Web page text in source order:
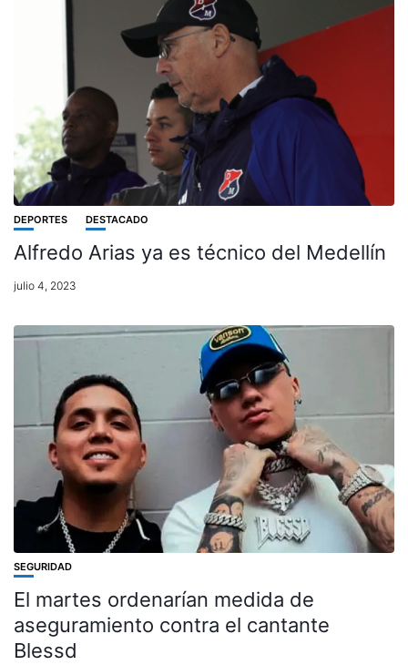
DEPORTES DESTACADO
Alfredo Arias ya es técnico del Medellín
julio 4, 2023
SEGURIDAD
El martes ordenarían medida de
aseguramiento contra el cantante
Blessd